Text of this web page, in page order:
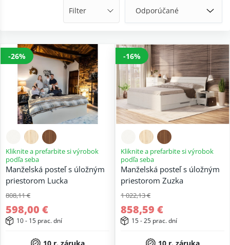
Filter
-26%
Kliknite a prefarbite si výrobok
podľa seba
Manželská posteľ s úložným
priestorom Lucka
808,11 €
598,00 €
10 - 15 prac. dní
-16%
Kliknite a prefarbite si výrobok
podľa seba
Manželská posteľ s úložným
priestorom Zuzka
1 022,13 €
858,59 €
15 - 25 prac. dní